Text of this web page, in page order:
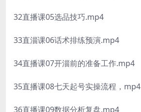
32直播课05选品技巧.mp4
33直淄课06话术排练预演.mp4
34直播课07开淄前的准备工作.mp4
35直播课08七天起号实操流程，mp4
36直播课09数据分析复盘.mp4